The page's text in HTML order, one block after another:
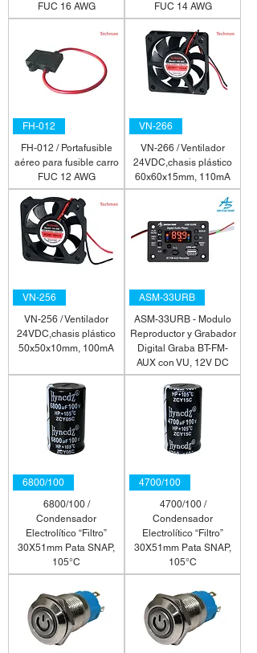
FUC 16 AWG
FUC 14 AWG
FH-012
FH-012 / Portafusible
aéreo para fusible carro
FUC 12 AWG
VN-266
VN-266 / Ventilador
24VDC,chasis plástico
60x60x15mm, 110mA
VN-256
VN-256 / Ventilador
24VDC,chasis plástico
50x50x10mm, 100mA
ASM-33URB
ASM-33URB - Modulo
Reproductor y Grabador
Digital Graba BT-FM-
AUX con VU, 12V DC
6800/100
6800/100 /
Condensador
Electrolítico “Filtro”
30X51mm Pata SNAP,
105°C
4700/100
4700/100 /
Condensador
Electrolítico “Filtro”
30X51mm Pata SNAP,
105°C